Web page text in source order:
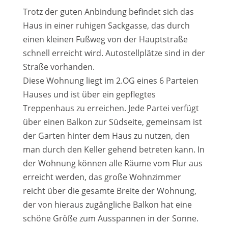
Trotz der guten Anbindung befindet sich das
Haus in einer ruhigen Sackgasse, das durch
einen kleinen Fußweg von der Hauptstraße
schnell erreicht wird. Autostellplätze sind in der
Straße vorhanden.
Diese Wohnung liegt im 2.OG eines 6 Parteien
Hauses und ist über ein gepflegtes
Treppenhaus zu erreichen. Jede Partei verfügt
über einen Balkon zur Südseite, gemeinsam ist
der Garten hinter dem Haus zu nutzen, den
man durch den Keller gehend betreten kann. In
der Wohnung können alle Räume vom Flur aus
erreicht werden, das große Wohnzimmer
reicht über die gesamte Breite der Wohnung,
der von hieraus zugängliche Balkon hat eine
schöne Größe zum Ausspannen in der Sonne.